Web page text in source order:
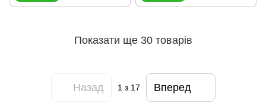
Показати ще 30 товарів
Назад 1з 17 Вперед